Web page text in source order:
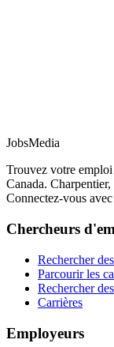
JobsMedia
Trouvez votre
Canada.
Connectez-vous
Chercheurs
Rechercher
Parcourir les
Rechercher
Carrières
Employeurs